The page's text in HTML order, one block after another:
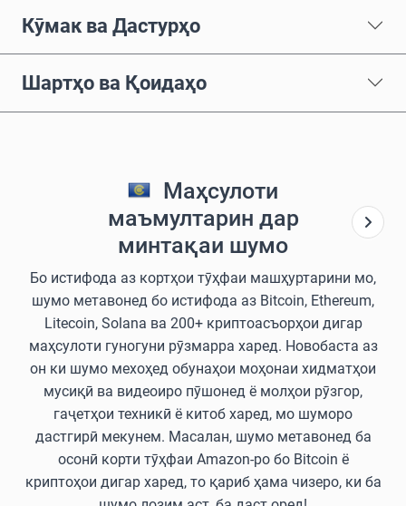
Кӯмак ва Дастурҳо
Шартҳо ва Қоидаҳо
Маҳсулоти
маъмултарин дар
минтақаи шумо
Бо истифода аз кортҳои тӯҳфаи машҳуртарини мо,
шумо метавонед бо истифода аз Bitcoin, Ethereum,
Litecoin, Solana ва 200+ криптоасъорҳои дигар
маҳсулоти гуногуни рӯзмарра харед. Новобаста аз
он ки шумо мехоҳед обунаҳои моҳонаи хидматҳои
мусиқӣ ва видеоиро пӯшонед ё молҳои рӯзгор,
гаҷетҳои техникӣ ё китоб харед, мо шуморо
дастгирӣ мекунем. Масалан, шумо метавонед ба
осонӣ корти тӯҳфаи Amazon-ро бо Bitcoin ё
криптоҳои дигар харед, то қариб ҳама чизеро, ки ба